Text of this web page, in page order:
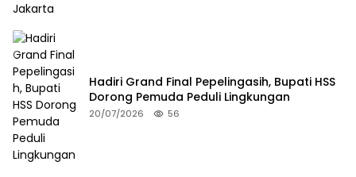
Hadiri Grand Final Pepelingasih, Bupati HSS
Dorong Pemuda Peduli Lingkungan
20/07/2026 56